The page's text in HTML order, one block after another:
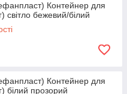
Контейнер для
світло бежевий/білий
Контейнер для
білий прозорий